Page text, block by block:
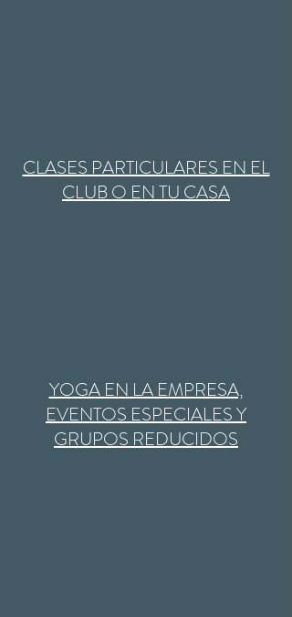
​CLASES PARTICULARES EN EL
CLUB O EN TU CASA
YOGA EN LA EMPRESA,
EVENTOS ESPECIALES Y
GRUPOS REDUCIDOS